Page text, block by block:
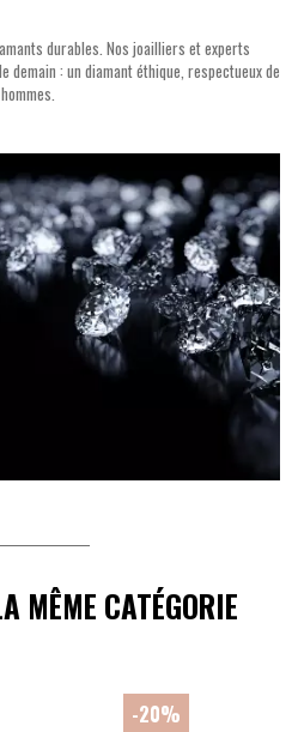
durables. Nos joailliers et experts
: un diamant éthique, respectueux de
MÊME CATÉGORIE
-20%